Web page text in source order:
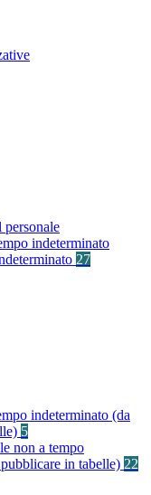
personale
indeterminato
27
indeterminato (da
5
non a tempo
in tabelle) 22